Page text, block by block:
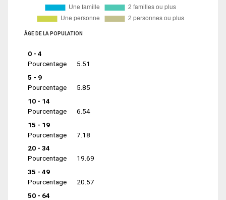
ÂGE DE LA POPULATION
0 - 4
Pourcentage
5.51
5 - 9
Pourcentage
5.85
10 - 14
Pourcentage
6.54
15 - 19
Pourcentage
7.18
20 - 34
Pourcentage
19.69
35 - 49
Pourcentage
20.57
50 - 64